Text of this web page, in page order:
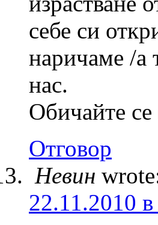
себе си
наричаме /а
нас.
Обичайте
Отговор
Невин
22.11.2010